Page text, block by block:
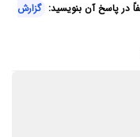
در پاسخ آن بنویسید: گزارش